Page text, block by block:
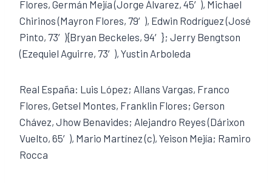
Flores, Germán Mejía (Jorge Álvarez, 45′), Michael
Chirinos (Mayron Flores, 79′), Edwin Rodríguez (José
Pinto, 73′){Bryan Beckeles, 94′}; Jerry Bengtson
(Ezequiel Aguirre, 73′), Yustin Arboleda
Real España: Luis López; Allans Vargas, Franco
Flores, Getsel Montes, Franklin Flores; Gerson
Chávez, Jhow Benavides; Alejandro Reyes (Dárixon
Vuelto, 65′), Mario Martínez (c), Yeison Mejía; Ramiro
Rocca